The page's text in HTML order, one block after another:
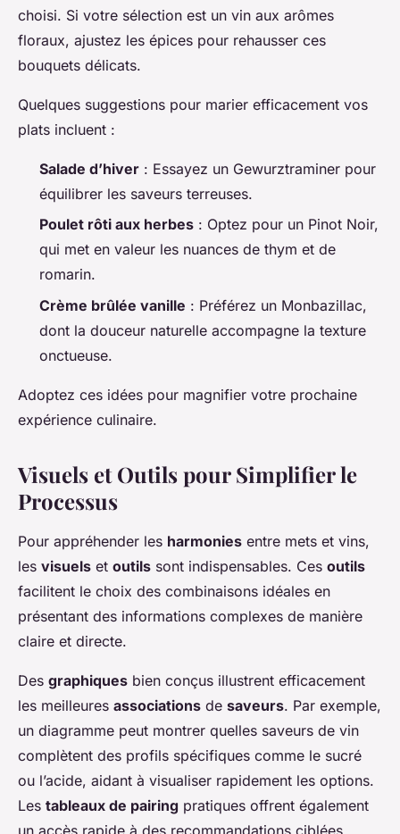
choisi. Si votre sélection est un vin aux arômes
floraux, ajustez les épices pour rehausser ces
bouquets délicats.
Quelques suggestions pour marier efficacement vos
plats incluent :
Salade d’hiver : Essayez un Gewurztraminer pour
équilibrer les saveurs terreuses.
Poulet rôti aux herbes : Optez pour un Pinot Noir,
qui met en valeur les nuances de thym et de
romarin.
Crème brûlée vanille : Préférez un Monbazillac,
dont la douceur naturelle accompagne la texture
onctueuse.
Adoptez ces idées pour magnifier votre prochaine
expérience culinaire.
Visuels et Outils pour Simplifier le
Processus
Pour appréhender les harmonies entre mets et vins,
les visuels et outils sont indispensables. Ces outils
facilitent le choix des combinaisons idéales en
présentant des informations complexes de manière
claire et directe.
Des graphiques bien conçus illustrent efficacement
les meilleures associations de saveurs. Par exemple,
un diagramme peut montrer quelles saveurs de vin
complètent des profils spécifiques comme le sucré
ou l’acide, aidant à visualiser rapidement les options.
Les tableaux de pairing pratiques offrent également
un accès rapide à des recommandations ciblées,